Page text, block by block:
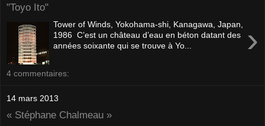
"Toyo Ito"
›
Tower of Winds, Yokohama-shi, Kanagawa, Japan,
1986 C’est un château d’eau en béton datant des
années soixante qui se trouve à Yo...
4 commentaires:
14 mars 2013
« Stéphane Chalmeau »